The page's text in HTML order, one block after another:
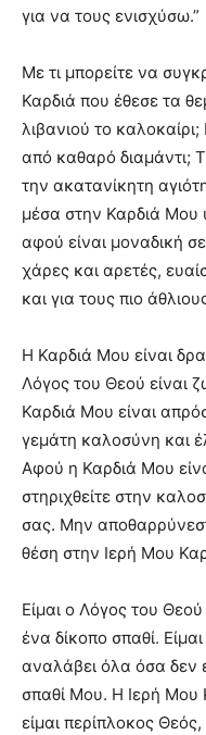
για να τους ενισχύσω.”
Με τι μπορείτε να
Καρδιά που έθεσε τα
λιβανιού το
από καθαρό διαμάντι;
την ακατανίκητη
μέσα στην Καρδιά Μου
αφού είναι μοναδική
χάρες και αρετές,
και για τους πιο
Η Καρδιά Μου είναι
Λόγος του Θεού είναι
Καρδιά Μου είναι
γεμάτη καλοσύνη και
Αφού η Καρδιά Μου
στηριχθείτε στην
σας. Μην
θέση στην Ιερή Μου
Είμαι ο Λόγος του
ένα δίκοπο σπαθί.
αναλάβει όλα όσα δεν
σπαθί Μου. Η Ιερή Μου
είμαι περίπλοκος